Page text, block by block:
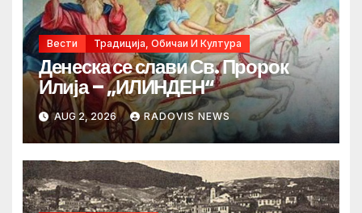
Вести Традиција, Обичаи И Култура
Денеска се слави Св. Пророк
Илија – „ИЛИНДЕН“
AUG 2, 2026 RADOVIS NEWS